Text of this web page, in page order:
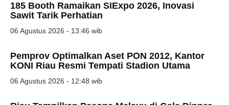
185 Booth Ramaikan SIExpo 2026, Inovasi
Sawit Tarik Perhatian
06 Agustus 2026 - 13:46 wib
Pemprov Optimalkan Aset PON 2012, Kantor
KONI Riau Resmi Tempati Stadion Utama
06 Agustus 2026 - 12:48 wib